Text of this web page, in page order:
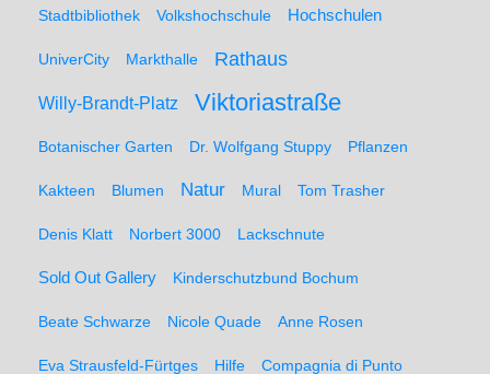
Stadtbibliothek Volkshochschule Hochschulen
UniverCity Markthalle Rathaus
Willy-Brandt-Platz Viktoriastraße
Botanischer Garten Dr. Wolfgang Stuppy Pflanzen
Kakteen Blumen Natur Mural Tom Trasher
Denis Klatt Norbert 3000 Lackschnute
Sold Out Gallery Kinderschutzbund Bochum
Beate Schwarze Nicole Quade Anne Rosen
Eva Strausfeld-Fürtges Hilfe Compagnia di Punto